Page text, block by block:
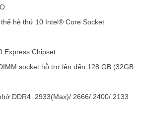
hệ thứ 10 Intel® Core Socket
Express Chipset
socket hỗ trợ lên đến 128 GB (32GB
DDR4 2933(Max)/ 2666/ 2400/ 2133